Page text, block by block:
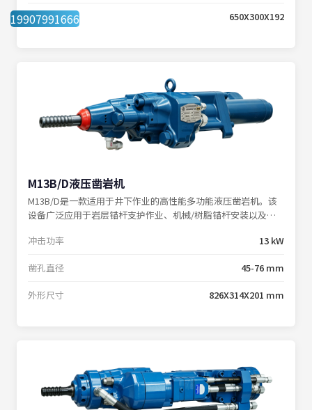
19907991666
外形尺寸 650X300X192
M13B/D液压凿岩机
M13B/D是一款适用于井下作业的高性能多功能液压凿岩机。该
设备广泛应用于岩层锚杆支护作业、机械/树脂锚杆安装以及掘
类工程项目的严苛要求。
冲击功率 13 kW
凿孔直径 45-76 mm
外形尺寸 826X314X201 mm